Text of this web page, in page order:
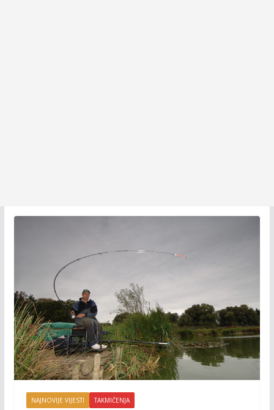
NAJNOVIJE VIJESTI TAKMIČENJA